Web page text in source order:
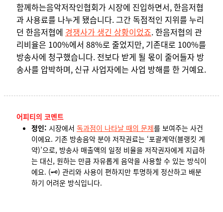
함께하는음악저작인협회가 시장에 진입하면서, 한음저협
과 사용료를 나누게 됐습니다. 그간 독점적인 지위를 누리
던 한음저협에 경쟁사가 생긴 상황이었죠. 한음저협의 관
리비율은 100%에서 88%로 줄었지만, 기존대로 100%를
방송사에 청구했습니다. 전보다 받게 될 몫이 줄어들자 방
송사를 압박하며, 신규 사업자에는 사업 방해를 한 거예요.
어피티의 코멘트
정인: 시장에서 독과점이 나타날 때의 문제를 보여주는 사건
이에요. 기존 방송음악 분야 저작권료는 ‘포괄계약(블랭킷 계
약)’으로, 방송사 매출액의 일정 비율을 저작권자에게 지급하
는 대신, 원하는 만큼 자유롭게 음악을 사용할 수 있는 방식이
에요. (🗝️) 관리와 사용이 편하지만 투명하게 정산하고 배분
하기 어려운 방식입니다.